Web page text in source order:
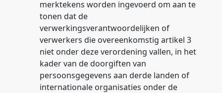
merktekens worden ingevoerd om aan te
tonen dat de
verwerkingsverantwoordelijken of
verwerkers die overeenkomstig artikel 3
niet onder deze verordening vallen, in het
kader van de doorgiften van
persoonsgegevens aan derde landen of
internationale organisaties onder de